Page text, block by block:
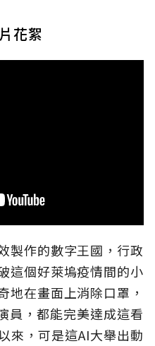
花絮
製作的數字王國，行政
這個好萊塢疫情間的小
地在畫面上消除口罩，
員，都能完美達成這看
來，可是這AI大舉出動